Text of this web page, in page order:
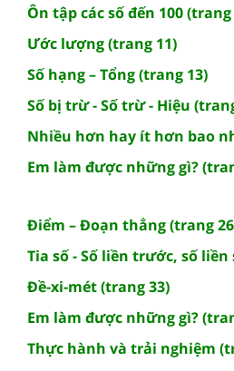
Ôn tập các số đến 100 (trang
Ước lượng (trang 11)
Số hạng – Tổng (trang 13)
Số bị trừ - Số trừ - Hiệu
Nhiều hơn hay ít hơn bao
Em làm được những gì?
Điểm – Đoạn thẳng (trang
Tia số - Số liền trước, số liền
Đề-xi-mét (trang 33)
Em làm được những gì?
Thực hành và trải nghiệm